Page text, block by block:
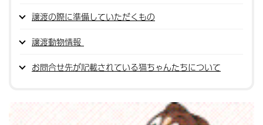
譲渡の際に準備していただくもの
譲渡動物情報
お問合せ先が記載されている猫ちゃんたちについて